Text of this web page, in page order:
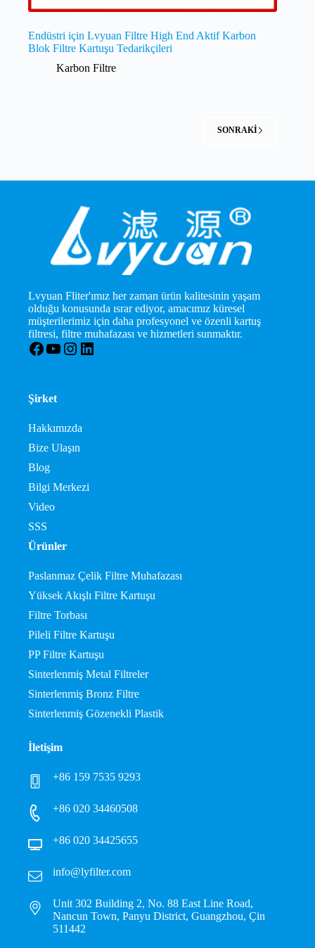
Endüstri için Lvyuan Filtre High End Aktif Karbon
Blok Filtre Kartuşu Tedarikçileri
Karbon Filtre
SONRAKI
Lvyuan Fliter'ımız her zaman ürün kalitesinin yaşam
olduğu konusunda ısrar ediyor, amacımız küresel
müşterilerimiz için daha profesyonel ve özenli kartuş
filtresi, filtre muhafazası ve hizmetleri sunmaktır.
Facebook
YouTube
Instagram
LinkedIn
Şirket
Hakkımızda
Bize Ulaşın
Blog
Bilgi Merkezi
Video
SSS
Ürünler
Paslanmaz Çelik Filtre Muhafazası
Yüksek Akışlı Filtre Kartuşu
Filtre Torbası
Pileli Filtre Kartuşu
PP Filtre Kartuşu
Sinterlenmiş Metal Filtreler
Sinterlenmiş Bronz Filtre
Sinterlenmiş Gözenekli Plastik
İletişim
+86 159 7535 9293
+86 020 34460508
+86 020 34425655
info@lyfilter.com
Unit 302 Building 2, No. 88 East Line Road,
Nancun Town, Panyu District, Guangzhou, Çin
511442